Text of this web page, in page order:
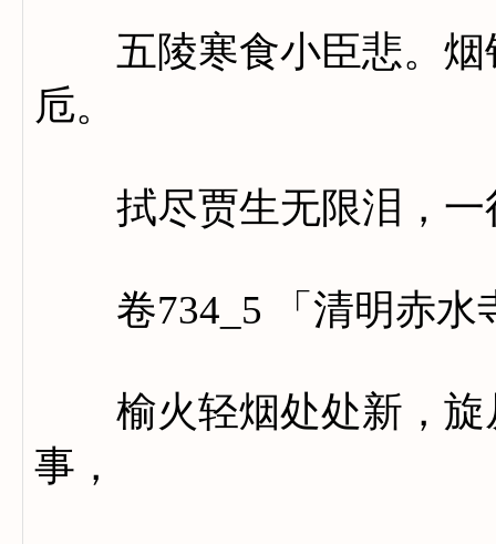
五陵寒食小臣悲。烟
卮。
拭尽贾生无限泪，一
卷734_5 「清明赤水
榆火轻烟处处新，旋
事，